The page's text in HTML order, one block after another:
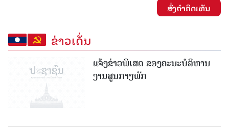
ສົ່ງຄໍາຄິດເຫັນ
ຂ່າວເດັ່ນ
ແຈ້ງຂ່າວພິເສດ ຂອງຄະນະບໍລິຫານ
ງານສູນກາງພັກ